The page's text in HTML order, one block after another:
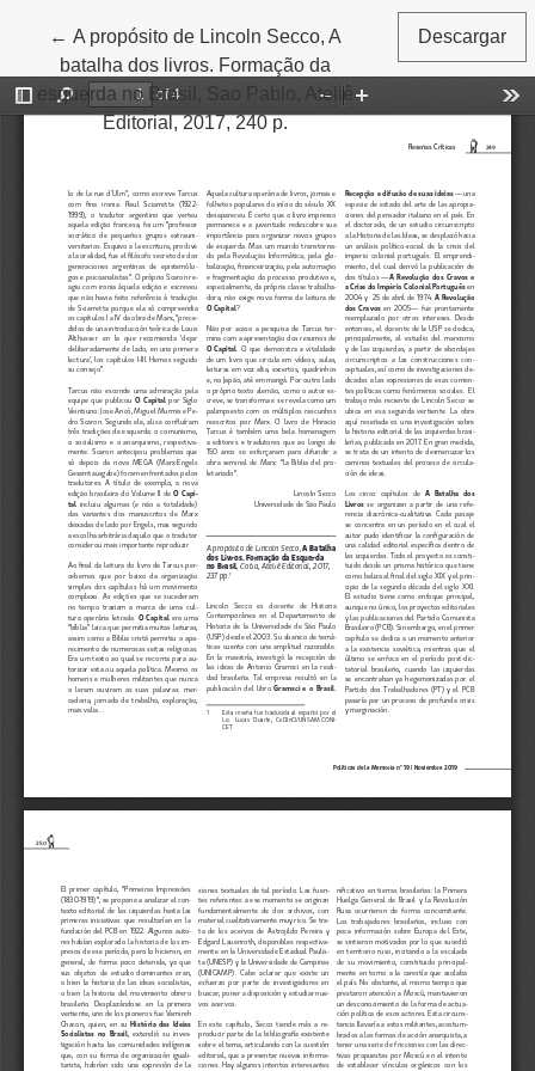
← Volver a los detalles del artículo
A propósito de Lincoln Secco, A
batalha dos livros. Formação da
esquerda no Brasil, Sao Pablo, Ateliê
Editorial, 2017, 240 p.
Descargar